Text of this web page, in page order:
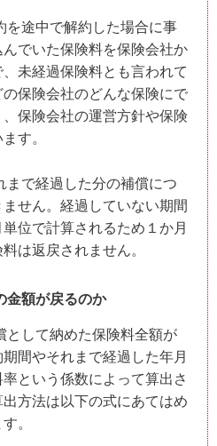
を途中で解約した場合に事
でいた保険料を保険会社か
未経過保険料とも言われて
保険会社のどんな保険にで
保険会社の運営方針や保険
す。
まで経過した分の補償につ
せん。経過していない期間
位で計算されるため１か月
は返戻されません。
金額が戻るのか
として納めた保険料全額が
間やそれまで経過した年月
という係数によって算出さ
方法は以下の式にあてはめ
。